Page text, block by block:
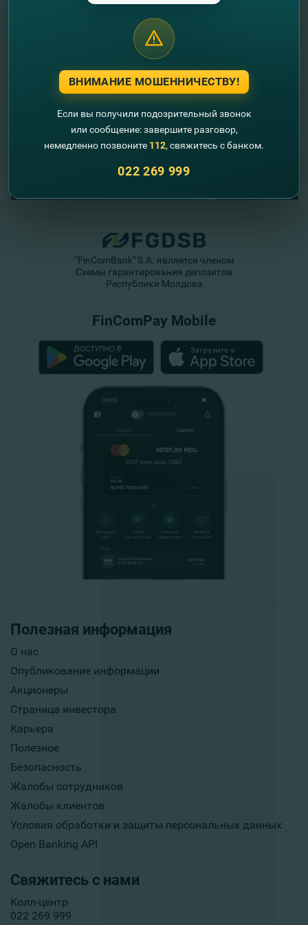
Другие новости
Полезная информация
О нас
Опубликование информации
Акционеры
Страница инвестора
Карьера
Полезное
Безопасность
Жалобы сотрудников
Жалобы клиентов
Условия обработки и защиты персональных данных
Open Banking API
Свяжитесь с нами
Колл-центр
022 269 999
"FinComBank" S.A. является членом
Схемы гарантирования депозитов
Республики Молдова
FinComPay Mobile
ВНИМАНИЕ МОШЕННИЧЕСТВУ!
Если вы получили подозрительный звонок
или сообщение: завершите разговор,
немедленно позвоните 112, свяжитесь с банком.
022 269 999